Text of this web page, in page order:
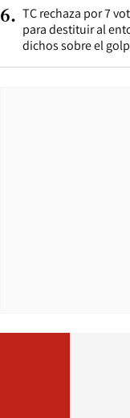
6. TC rechaza por 7
para destituir al
dichos sobre el